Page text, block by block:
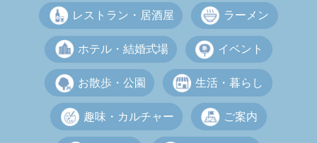
レストラン・居酒屋 ラーメン
ホテル・結婚式場 イベント
お散歩・公園 生活・暮らし
趣味・カルチャー ご案内